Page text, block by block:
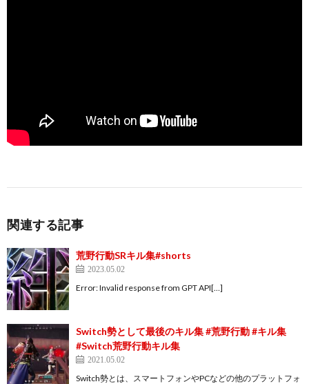
関連する記事
荒野行動SRキル集#shorts
2023.05.02
Error: Invalid response from GPT API[…]
Switch勢として最後のキル集 #荒野行動 #キル集
#Switch荒野行動キル集
2021.05.02
Switch勢とは、スマートフォンやPCなどの他のプラットフォ